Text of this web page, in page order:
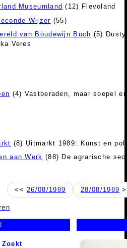
Museumland (12) Flevoland
Wijzer (55)
van Boudewijn Buch (5)
Veres
(4) Vastberaden, maar soepel
(8) Uitmarkt 1989: Kunst en
aan Werk (88) De agrarische
<< 26/08/1989 28/08/1989